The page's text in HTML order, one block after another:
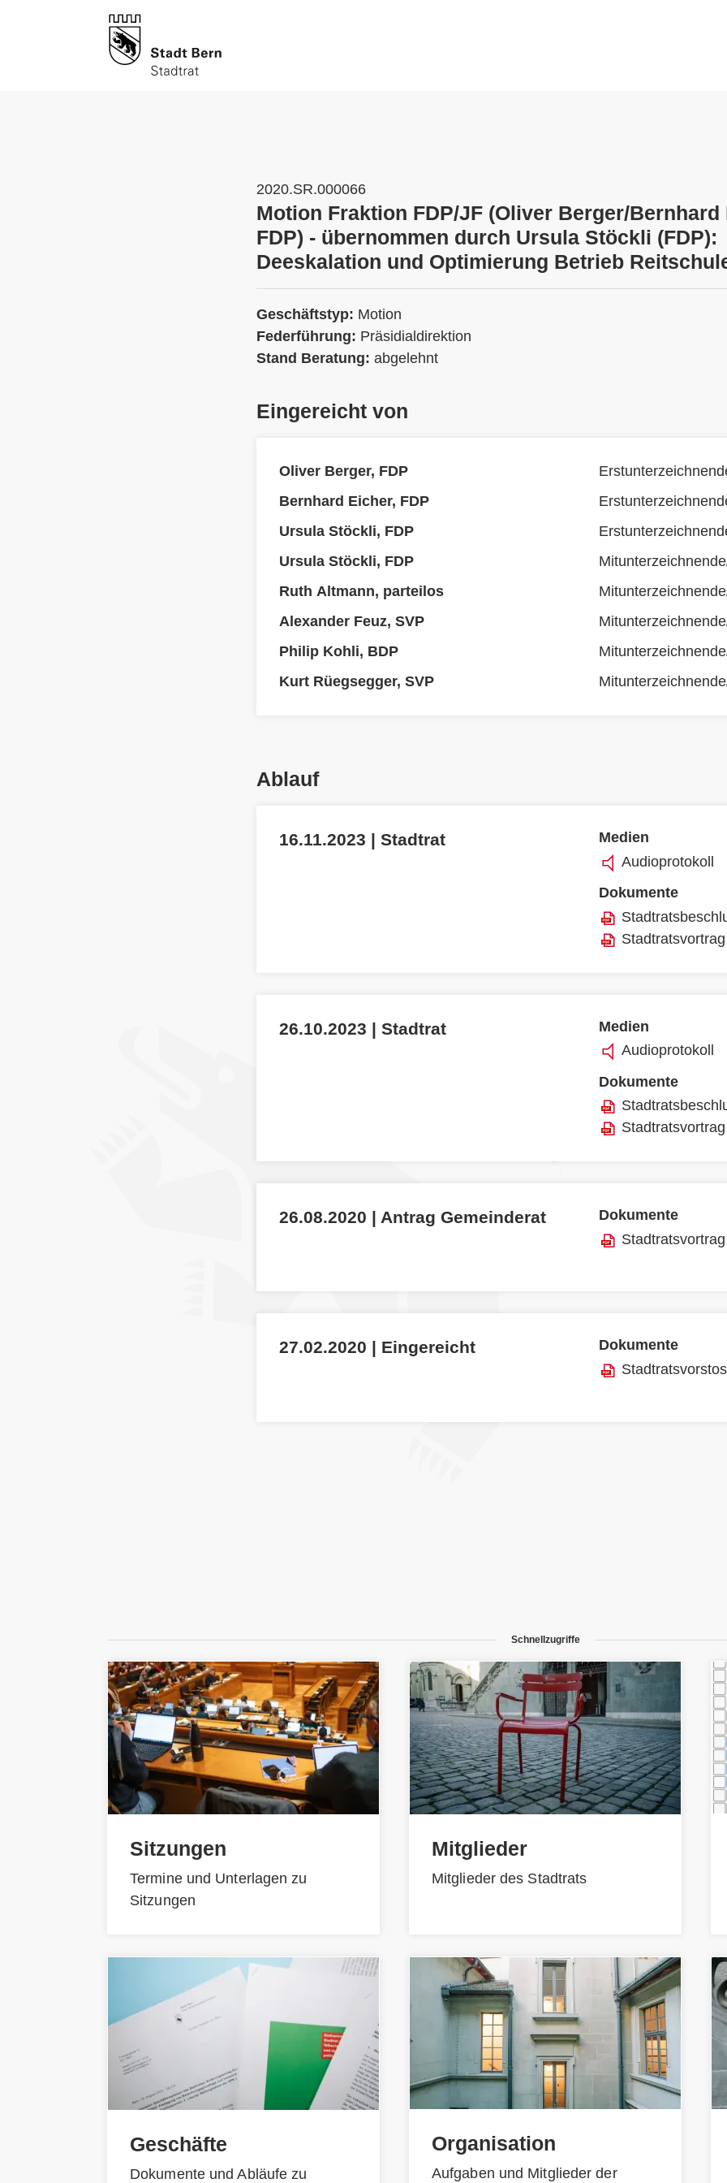
2020.SR.000066
Motion Fraktion FDP/JF (Oliver Berger/Bernhard
FDP) - übernommen durch Ursula Stöckli (FDP):
Deeskalation und Optimierung Betrieb
Geschäftstyp: Motion
Federführung: Präsidialdirektion
Stand Beratung: abgelehnt
Eingereicht von
Oliver Berger, FDP
Bernhard Eicher, FDP
Ursula Stöckli, FDP
Ursula Stöckli, FDP
Ruth Altmann, parteilos
Alexander Feuz, SVP
Philip Kohli, BDP
Kurt Rüegsegger, SVP
Ablauf
16.11.2023 | Stadtrat
Medien
Audioprotokoll
Dokumente
Stadtratsvortrag
26.10.2023 | Stadtrat
Medien
Audioprotokoll
Dokumente
Stadtratsvortrag
26.08.2020 | Antrag Gemeinderat
Dokumente
Stadtratsvortrag
27.02.2020 | Eingereicht
Dokumente
Schnellzugriffe
Sitzungen
Termine und Unterlagen zu
Sitzungen
Geschäfte
Dokumente und Abläufe zu
Mitglieder
Mitglieder des Stadtrats
Organisation
Aufgaben und Mitglieder der